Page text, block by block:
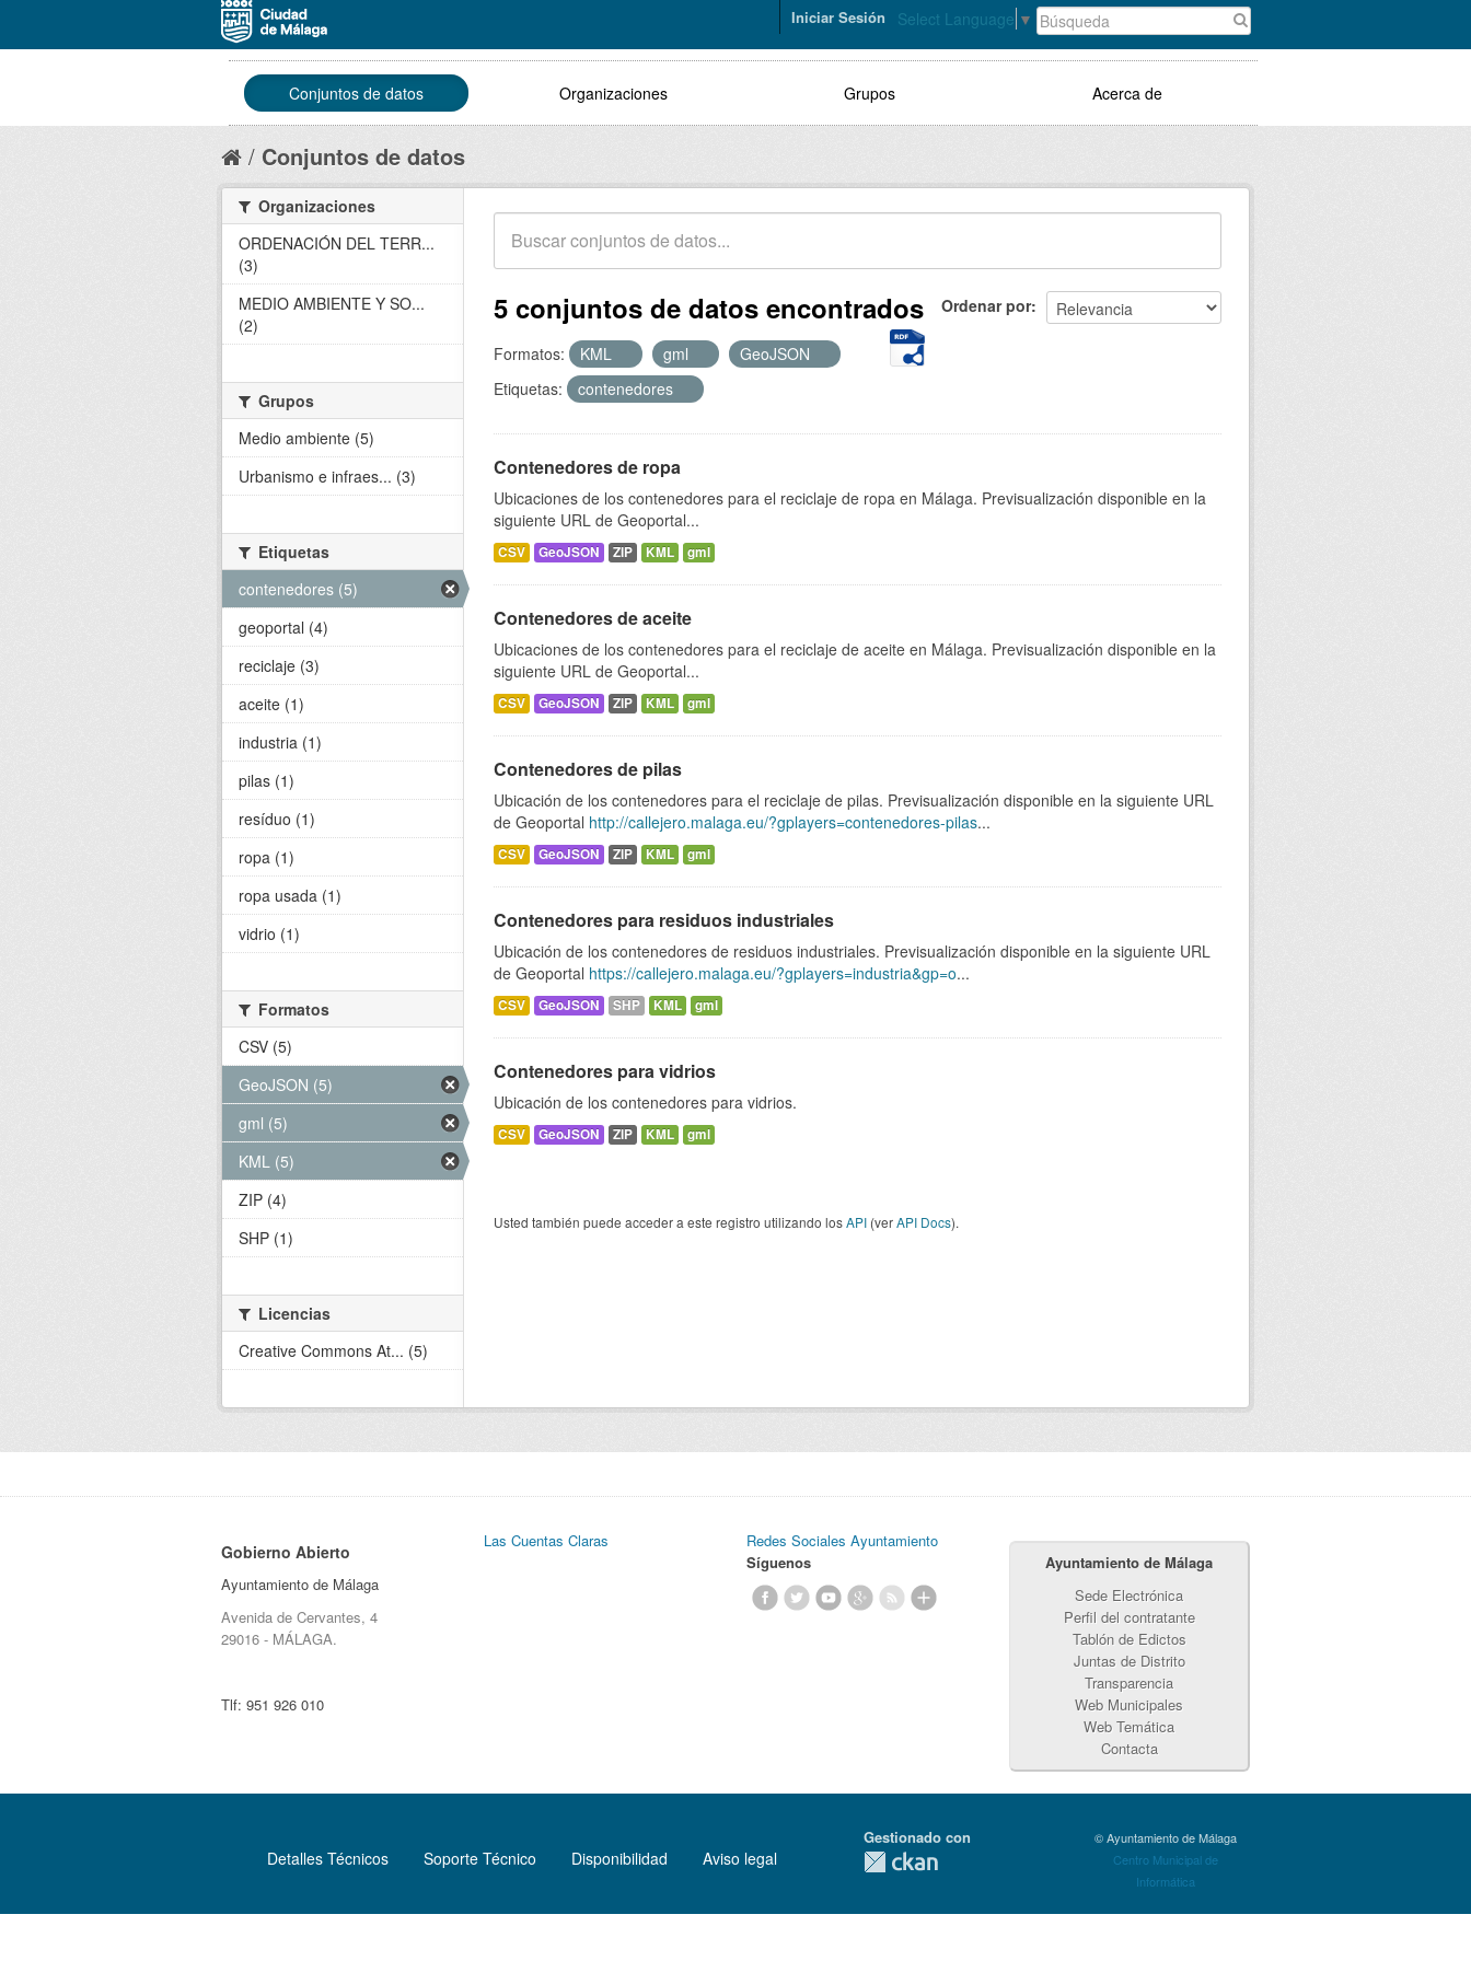
Select Language ▼
Iniciar Sesión
Conjuntos de datos Organizaciones Grupos Acerca de
Conjuntos de datos
Ordenar por
5 conjuntos de datos encontrados
Formatos: KML gml
GeoJSON
Etiquetas:
contenedores
Contenedores de ropa
Ubicaciones de los contenedores para el reciclaje de ropa en Málaga. Previsualización disponible en la
siguiente URL de Geoportal...
CSV GeoJSON ZIP KML gml
Contenedores de aceite
Ubicaciones de los contenedores para el reciclaje de aceite en Málaga. Previsualización disponible en la
siguiente URL de Geoportal...
CSV GeoJSON ZIP KML gml
Contenedores de pilas
Ubicación de los contenedores para el reciclaje de pilas. Previsualización disponible en la siguiente URL
de Geoportal http://callejero.malaga.eu/?gplayers=contenedores-pilas...
CSV GeoJSON ZIP KML gml
Contenedores para residuos industriales
Ubicación de los contenedores de residuos industriales. Previsualización disponible en la siguiente URL
de Geoportal https://callejero.malaga.eu/?gplayers=industria&gp=o...
CSV GeoJSON SHP KML gml
Contenedores para vidrios
Ubicación de los contenedores para vidrios.
CSV GeoJSON ZIP KML gml
Usted también puede acceder a este registro utilizando losAPI (verAPI Docs).
Organizaciones
ORDENACIÓN DEL TERR...
(3)
MEDIO AMBIENTE Y SO...
(2)
Grupos
Medio ambiente (5)
Urbanismo e infraes... (3)
Etiquetas
contenedores (5)
geoportal (4)
reciclaje (3)
aceite (1)
industria (1)
pilas (1)
resíduo (1)
ropa (1)
ropa usada (1)
vidrio (1)
Formatos
CSV (5)
GeoJSON (5)
gml (5)
KML (5)
ZIP (4)
SHP (1)
Licencias
Creative Commons At... (5)
Gobierno Abierto
Ayuntamiento de Málaga
Avenida de Cervantes, 4
29016 - MÁLAGA.
Tlf: 951 926 010
Las Cuentas Claras
Redes Sociales Ayuntamiento
Síguenos
Ayuntamiento de Málaga
Sede Electrónica
Perfil del contratante
Tablón de Edictos
Juntas de Distrito
Transparencia
Web Municipales
Web Temática
Contacta
Detalles Técnicos Soporte Técnico Disponibilidad Aviso legal
Gestionado con
© Ayuntamiento de Málaga
Centro Municipal de
Informática